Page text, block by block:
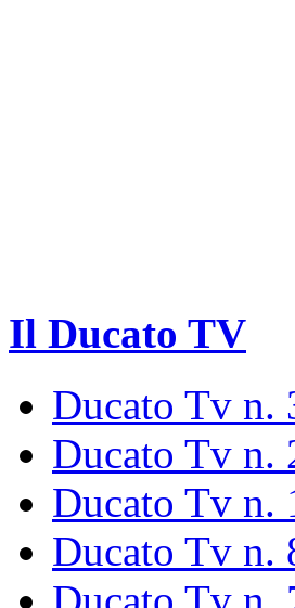
Il Ducato TV
Ducato Tv n.
Ducato Tv n.
Ducato Tv n.
Ducato Tv n.